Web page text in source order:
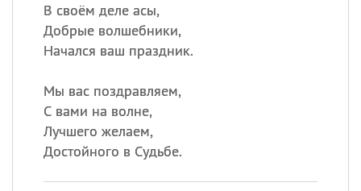
В своём деле асы,
Добрые волшебники,
Начался ваш праздник.
Мы вас поздравляем,
С вами на волне,
Лучшего желаем,
Достойного в Судьбе.